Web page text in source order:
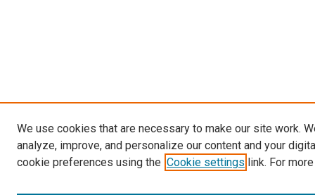
We use cookies that are necessary to make our site work.
analyze, improve, and personalize our content and your
cookie preferences using the Cookie settings link. For